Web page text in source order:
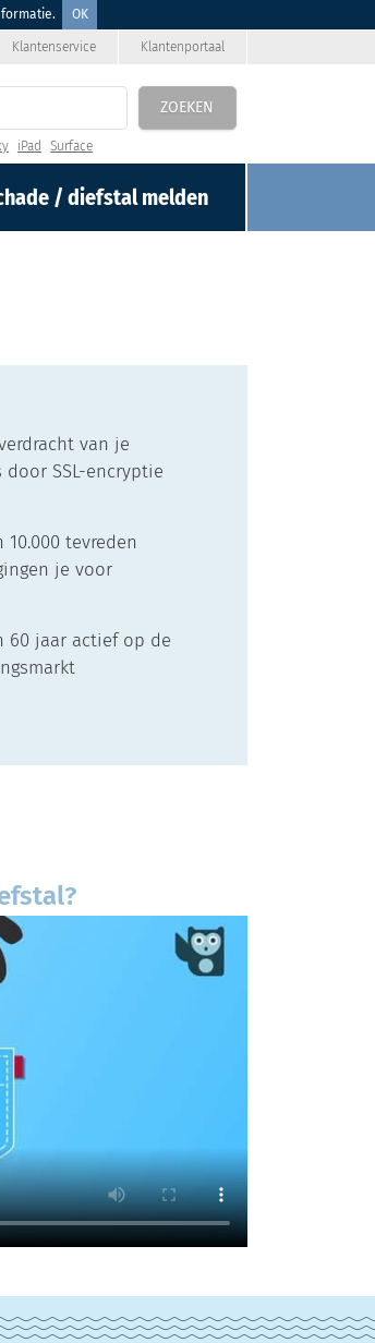
. OK
Klantenservice Klantenportaal
ZOEKEN
iPad Surface
/ diefstalmelden
van je
door SSL-encryptie
10.000 tevreden
je voor
60 jaar actief op de